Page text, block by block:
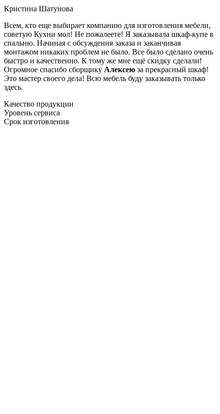
Кристина Шатунова
Всем, кто еще выбирает компанию для изготовления мебели,
советую Кухни мол! Не пожалеете! Я заказывала шкаф-купе в
спальню. Начиная с обсуждения заказа и заканчивая
монтажом никаких проблем не было. Все было сделано очень
быстро и качественно. К тому же мне ещё скидку сделали!
Огромное спасибо сборщику Алексею за прекрасный шкаф!
Это мастер своего дела! Всю мебель буду заказывать только
здесь.
Качество продукции
Уровень сервиса
Срок изготовления